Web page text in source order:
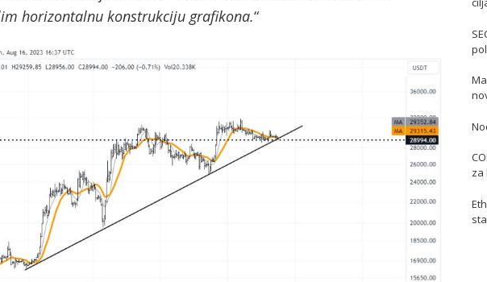
horizontalnu konstrukciju grafikona.“
za